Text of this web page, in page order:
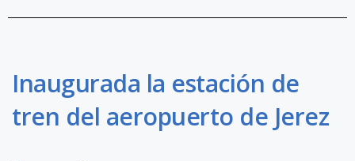
Inaugurada la estación de
tren del aeropuerto de Jerez